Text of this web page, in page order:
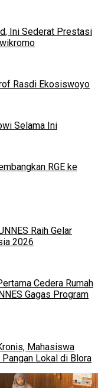
Ini Sederat Prestasi
Rasdi Ekosiswoyo
Selama Ini
RGE ke
Raih Gelar
2026
Cedera Rumah
Gagas Program
Mahasiswa
Lokal di Blora